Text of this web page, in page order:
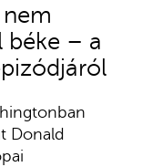
béke – a
Donald